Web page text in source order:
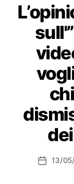
Data
13/